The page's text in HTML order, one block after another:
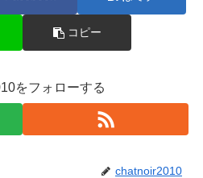
コピー
をフォローする
chatnoir2010